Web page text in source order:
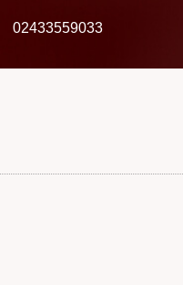
02433559033